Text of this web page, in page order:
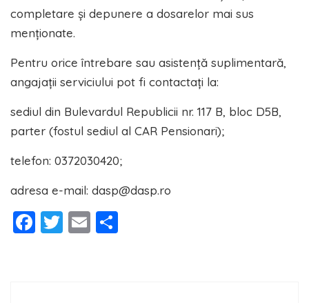
completare și depunere a dosarelor mai sus
menționate.
Pentru orice întrebare sau asistență suplimentară,
angajații serviciului pot fi contactați la:
sediul din Bulevardul Republicii nr. 117 B, bloc D5B,
parter (fostul sediul al CAR Pensionari);
telefon: 0372030420;
adresa e-mail: dasp@dasp.ro
Facebook
Twitter
Email